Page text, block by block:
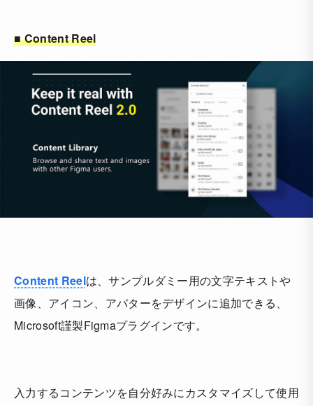
■ Content Reel
Content Reelは、サンプルダミー用の文字テキストや
画像、アイコン、アバターをデザインに追加できる、
Microsoft謹製Figmaプラグインです。
入力するコンテンツを自分好みにカスタマイズして使用